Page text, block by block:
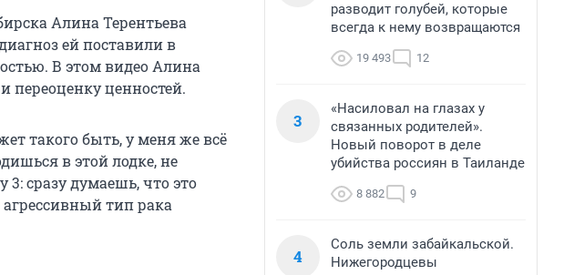
Алина Терентьева
ей поставили в
В этом видео Алина
переоценку ценностей.
такого быть, у меня же всё
в этой лодке, не
сразу думаешь, что это
тип рака
разводит голубей, которые
всегда к нему возвращаются
19 493 12
3
«Насиловал на глазах у
связанных родителей».
Новый поворот в деле
убийства россиян в Таиланде
8 882 9
4
Соль земли забайкальской.
Нижегородцевы